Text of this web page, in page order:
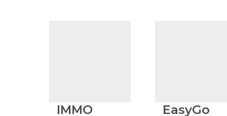
IMMO
EasyGo